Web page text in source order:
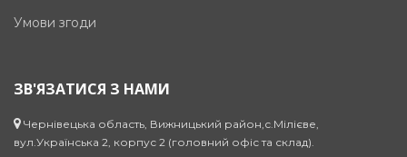
Умови згоди
ЗВ'ЯЗАТИСЯ З НАМИ
Чернівецька область, Вижницький район,с.Мілієве,
вул.Українська 2, корпус 2 (головний офіс та склад).